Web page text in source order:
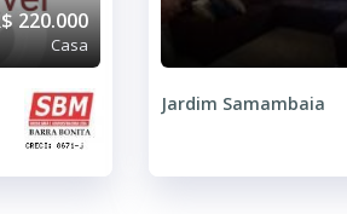
220.000
Casa
Jardim Samambaia